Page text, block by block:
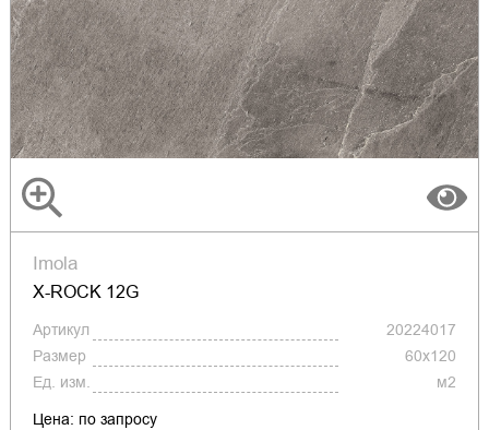
Imola
X-ROCK 12G
Артикул
20224017
Размер
60x120
Ед. изм.
м2
Цена: по запросу